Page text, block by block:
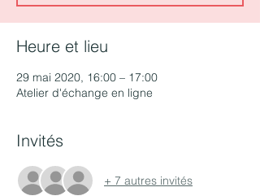
Heure et lieu
29 mai 2020, 16:00 – 17:00
Atelier d'échange en ligne
Invités
+ 7 autres invités